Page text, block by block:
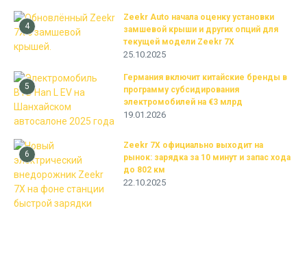
4
Zeekr Auto начала оценку установки
замшевой крыши и других опций для
текущей модели Zeekr 7X
25.10.2025
5
Германия включит китайские бренды в
программу субсидирования
электромобилей на €3 млрд
19.01.2026
6
Zeekr 7X официально выходит на
рынок: зарядка за 10 минут и запас хода
до 802 км
22.10.2025